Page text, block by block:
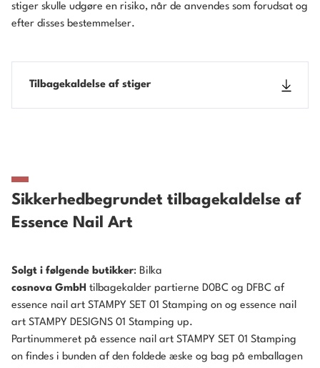
stiger skulle udgøre en risiko, når de anvendes som forudsat og
efter disses bestemmelser.
Tilbagekaldelse af stiger
Sikkerhedbegrundet tilbagekaldelse af
Essence Nail Art
Solgt i følgende butikker: Bilka
cosnova GmbH tilbagekalder partierne D0BC og DFBC af
essence nail art STAMPY SET 01 Stamping on og essence nail
art STAMPY DESIGNS 01 Stamping up.
Partinummeret på essence nail art STAMPY SET 01 Stamping
on findes i bunden af den foldede æske og bag på emballagen